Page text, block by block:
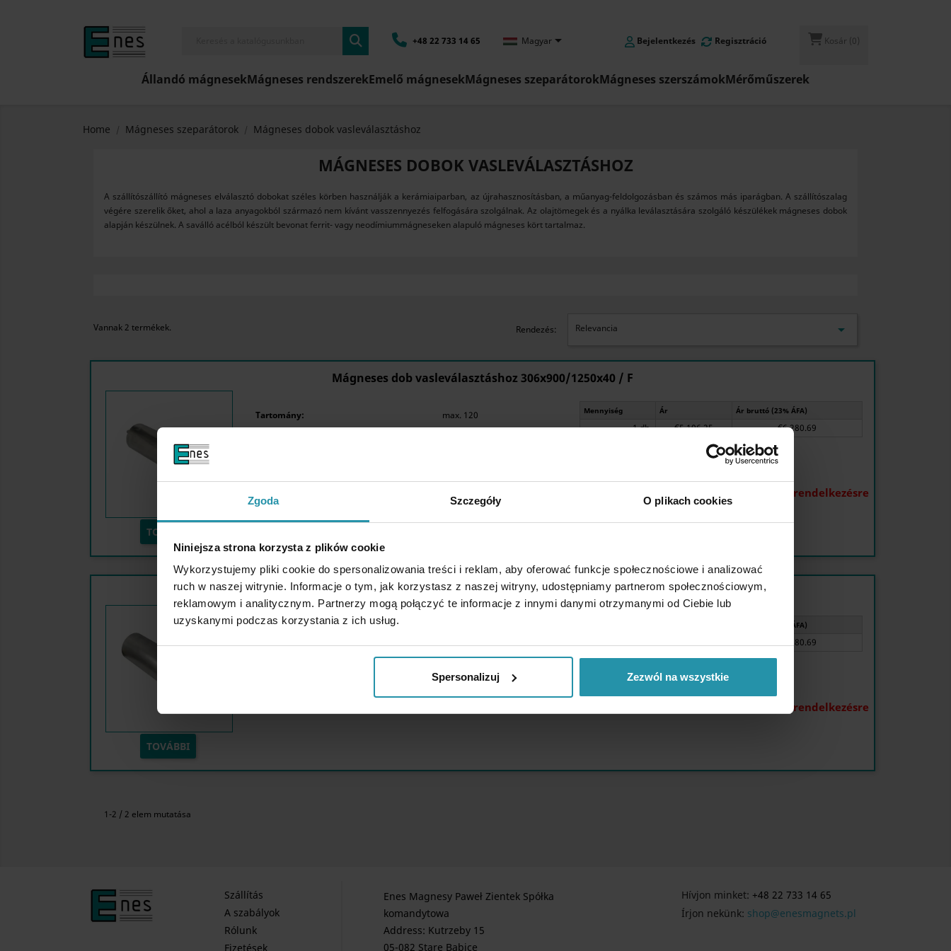
Zgoda Szczegóły O plikach cookies
Niniejsza strona korzysta z plików cookie
Wykorzystujemy pliki cookie do spersonalizowania treści i reklam, aby oferować funkcje społecznościowe i analizować
ruch w naszej witrynie. Informacje o tym, jak korzystasz z naszej witryny, udostępniamy partnerom społecznościowym,
reklamowym i analitycznym. Partnerzy mogą połączyć te informacje z innymi danymi otrzymanymi od Ciebie lub
uzyskanymi podczas korzystania z ich usług.
Spersonalizuj Zezwól na wszystkie
+48 22 733 14 65 Magyar Bejelentkezés Regisztráció Kosár (0)
Állandó mágnesekMágneses rendszerekEmelő mágnesekMágneses szeparátorokMágneses szerszámokMérőműszerek
Home Mágneses szeparátorok Mágneses dobok vasleválasztáshoz
MÁGNESES DOBOK VASLEVÁLASZTÁSHOZ
A szállítószállító mágneses elválasztó dobokat széles körben használják a kerámiaiparban, az újrahasznosításban, a műanyag-feldolgozásban és számos más iparágban. A szállítószalag
végére szerelik őket, ahol a laza anyagokból származó nem kívánt vasszennyezés felfogására szolgálnak. Az olajtömegek és a nyálka leválasztására szolgáló készülékek mágneses dobok
alapján készülnek. A saválló acélból készült bevonat ferrit- vagy neodímiummágneseken alapuló mágneses kört tartalmaz.
Vannak 2 termékek. Rendezés: Relevancia 
Mágneses dob vasleválasztáshoz 306x900/1250x40 / F
TOVÁBBI
Tartomány: max. 120 Mennyiség Ár Ár bruttó (23% ÁFA)
1 db. €5 106.25 €6 280.69
A termék nem áll rendelkezésre
Mágneses dob vasleválasztáshoz 306x800/1190x60 / F
TOVÁBBI
Tartomány: Ár bruttó (23% ÁFA)
1 db. €5 106.25 €6 280.69
A termék nem áll rendelkezésre
1-2 / 2 elem mutatása
Szállítás
A szabályok
Rólunk
Fizetések
Enes Magnesy Paweł Zientek Spółka
komandytowa
Address: Kutrzeby 15
05-082 Stare Babice
Hívjon minket: +48 22 733 14 65
Írjon nekünk: shop@enesmagnets.pl